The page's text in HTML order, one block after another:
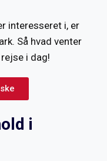
interesseret i, er
Så hvad venter
i dag!
i